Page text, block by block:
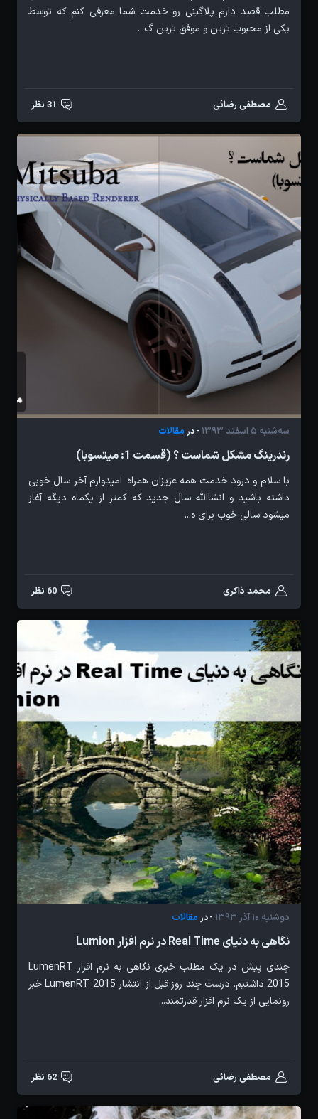
مطلب قصد دارم پلاگینی رو خدمت شما معرفی کنم که توسط
یکی از محبوب ترین و موفق ترین گ...
مصطفی رضائی 31 نظر
سه‌شنبه 5 اسفند 1393 - در مقالات
رندرینگ مشکل شماست ؟ (قسمت 1: میتسوبا)
با سلام و درود خدمت همه عزیزان همراه. امیدوارم آخر سال خوبی
داشته باشید و انشاالله سال جدید که کمتر از یکماه دیگه آغاز
میشود سالی خوب برای ه...
محمد ذاکری 60 نظر
دوشنبه 10 آذر 1393 - در مقالات
نگاهی به دنیای Real Time در نرم افزار Lumion
چندی پیش در یک مطلب خبری نگاهی به نرم افزار LumenRT
2015 داشتیم. درست چند روز قبل از انتشار LumenRT 2015 خبر
رونمایی از یک نرم افزار قدرتمند...
مصطفی رضائی 62 نظر